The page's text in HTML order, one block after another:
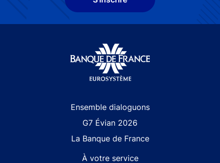
Ensemble dialoguons
G7 Évian 2026
La Banque de France
À votre service